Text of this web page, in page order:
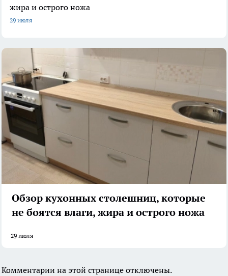
жира и острого ножа
29 июля
Обзор кухонных столешниц, которые
не боятся влаги, жира и острого ножа
29 июля
Комментарии на этой странице отключены.